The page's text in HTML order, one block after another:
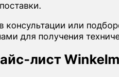
консультации или
для получения
лист